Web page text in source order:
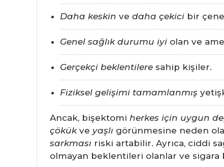
Daha keskin ve daha çekici bir
Genel sağlık durumu iyi olan ve
Gerçekçi beklentilere sahip kişiler.
Fiziksel gelişimi tamamlanmış
Ancak, bişektomi herkes için uygun
çökükve yaşlı görünmesine neden
sarkması riski artabilir. Ayrıca, ciddi
olmayan beklentileri olanlar ve sigara